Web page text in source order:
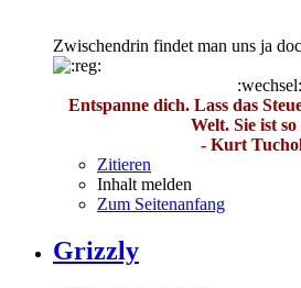
Zwischendrin findet man uns ja
:wechsel:
Entspanne dich. Lass das
Welt. Sie ist so
- Kurt
Zitieren
Inhalt melden
Zum Seitenanfang
Grizzly